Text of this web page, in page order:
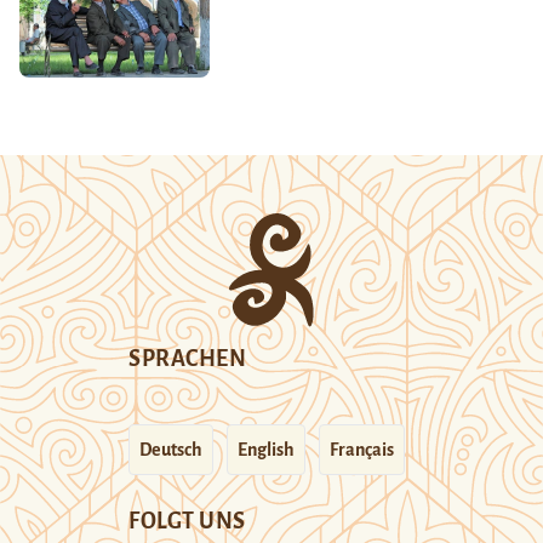
SPRACHEN
Deutsch English Français
FOLGT UNS